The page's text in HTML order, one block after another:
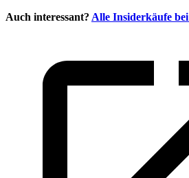
Auch interessant? Alle Insiderkäufe bei